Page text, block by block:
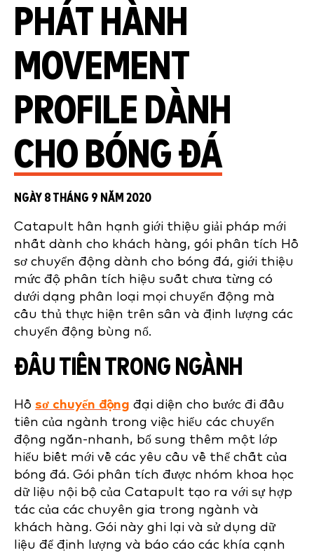
PHÁT HÀNH
MOVEMENT
PROFILE DÀNH
CHO BÓNG ĐÁ
NGÀY 8 THÁNG 9 NĂM 2020
Catapult hân hạnh giới thiệu giải pháp mới
nhất dành cho khách hàng, gói phân tích Hồ
sơ chuyển động dành cho bóng đá, giới thiệu
mức độ phân tích hiệu suất chưa từng có
dưới dạng phân loại mọi chuyển động mà
cầu thủ thực hiện trên sân và định lượng các
chuyển động bùng nổ.
ĐẦU TIÊN TRONG NGÀNH
Hồ sơ chuyển động đại diện cho bước đi đầu
tiên của ngành trong việc hiểu các chuyển
động ngắn-nhanh, bổ sung thêm một lớp
hiểu biết mới về các yêu cầu về thể chất của
bóng đá. Gói phân tích được nhóm khoa học
dữ liệu nội bộ của Catapult tạo ra với sự hợp
tác của các chuyên gia trong ngành và
khách hàng. Gói này ghi lại và sử dụng dữ
liệu để định lượng và báo cáo các khía cạnh